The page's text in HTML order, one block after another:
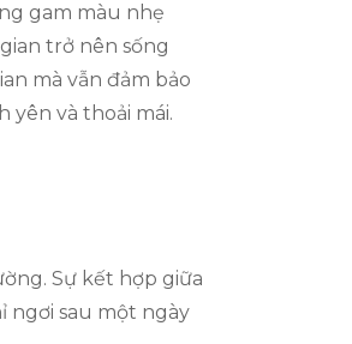
gam màu nhẹ
trở nên sống
mà vẫn đảm bảo
và thoải mái.
Sự kết hợp giữa
ngơi sau một ngày